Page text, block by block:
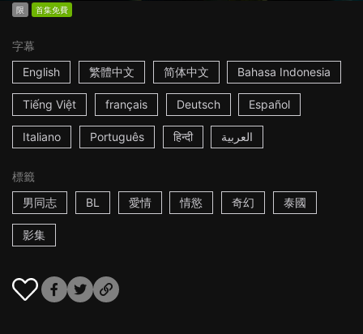
限 首集免費
字幕
English
繁體中文 简体中文 Bahasa Indonesia
Tiếng Việt français Deutsch Español
Italiano Português हिन्दी العربية
標籤
男同志
BL 愛情 情慾 奇幻 泰國
影集